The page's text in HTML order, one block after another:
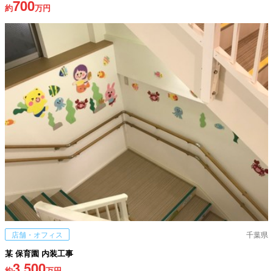
約700万円
店舗・オフィス 千葉県
某 保育園 内装工事